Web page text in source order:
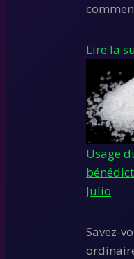
Lire la
Usage
Julio
Savez-